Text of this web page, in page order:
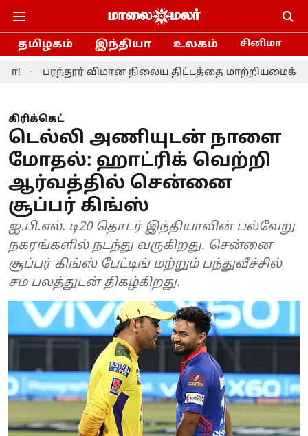
தமிழகம் இந்தியா உலகம் சினிமா
விமான நிலைய திட்டத்தை மாற்றியமைக்க
கிரிக்கெட்
டெல்லி அணியுடன் நாளை
மோதல்: ஹாட்ரிக் வெற்றி
ஆர்வத்தில் சென்னை
சூப்பர் கிங்ஸ்
ஐ.பி.எல். டி20 தொடர் இந்தியாவின் பல்வேறு
நகரங்களில் நடந்து வருகிறது. சென்னை
சூப்பர் கிங்ஸ் பேட்டிங் மற்றும் பந்துவீச்சில்
சம பலத்துடன் திகழ்கிறது.